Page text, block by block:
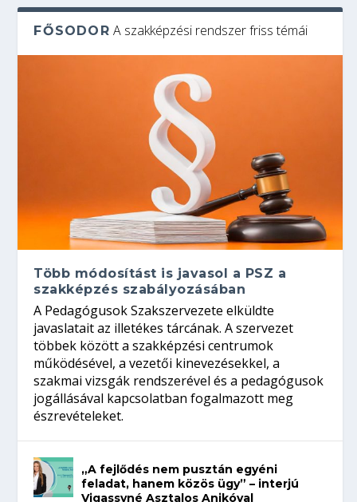
FŐSODOR A szakképzési rendszer friss témái
Több módosítást is javasol a PSZ a
szakképzés szabályozásában
A Pedagógusok Szakszervezete elküldte
javaslatait az illetékes tárcának. A szervezet
többek között a szakképzési centrumok
működésével, a vezetői kinevezésekkel, a
szakmai vizsgák rendszerével és a pedagógusok
jogállásával kapcsolatban fogalmazott meg
észrevételeket.
„A fejlődés nem pusztán egyéni
feladat, hanem közös ügy” – interjú
Vigassyné Asztalos Anikóval